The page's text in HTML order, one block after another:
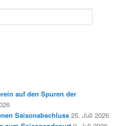
auf den Spuren der
Saisonabschluss 25. Juli 2026